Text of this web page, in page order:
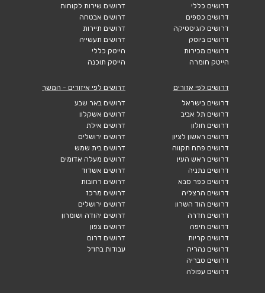
דרושים כללי
דרושים כספים
דרושים לוגיסטיקה
דרושים ביוטק
דרושים מכירות
הייטק חומרה
דרושים שירות לקוחות
דרושים אבטחה
דרושים תיירות
דרושים תעשייה
הייטק כללי
הייטק תוכנה
דרושים לפי אזורים
דרושים בישראל
דרושים תל אביב
דרושים חולון
דרושים ראשון לציון
דרושים פתח תקווה
דרושים ראש העין
דרושים נתניה
דרושים כפר סבא
דרושים הרצליה
דרושים הוד השרון
דרושים חדרה
דרושים חיפה
דרושים קריות
דרושים נהריה
דרושים טבריה
דרושים עפולה
דרושים לפי איזורים - המשך
דרושים באר שבע
דרושים אשקלון
דרושים אילת
דרושים ירושלים
דרושים בית שמש
דרושים מעלה אדומים
דרושים אשדוד
דרושים רחובות
דרושים מרכז
דרושים ירושלים
דרושים יהודה ושומרון
דרושים צפון
דרושים דרום
עבודות בחו"ל